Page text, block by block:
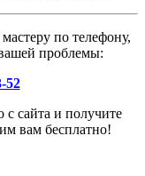
по телефону,
проблемы:
52
сайта и получите
вам бесплатно!